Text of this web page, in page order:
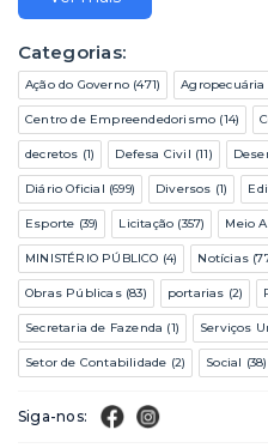
Categorias:
Ação do Governo (471) Agropecuária
Centro de Empreendedorismo (14)
decretos (1) Defesa Civil (11)
Diário Oficial (699) Diversos (1)
Esporte (39) Licitação (357) Meio
MINISTÉRIO PÚBLICO (4) Notícias
Obras Públicas (83) portarias (2)
Secretaria de Fazenda (1) Serviços
Setor de Contabilidade (2) Social (38)
Siga-nos: